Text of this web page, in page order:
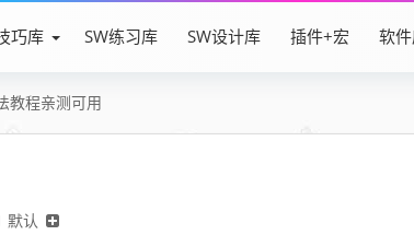
巧库 SW练习库 SW设计库 插件+宏 软
教程亲测可用
默认